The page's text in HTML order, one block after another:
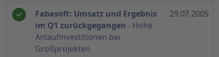
Fabasoft: Umsatz und Ergebnis
im Q1 zurückgegangen - Hohe
Anlaufinvestitionen bei
Großprojekten
29.07.2005